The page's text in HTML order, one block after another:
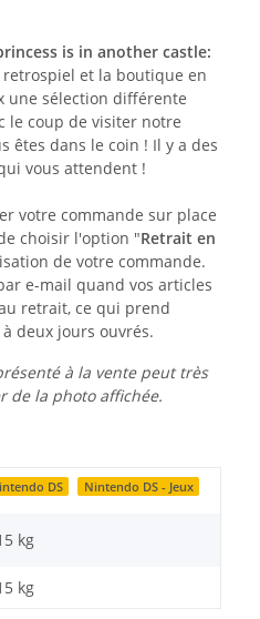
is in another castle:
et la boutique en
une sélection différente
le coup de visiter notre
êtes dans le coin ! Il y a des
vous attendent !
votre commande sur place
choisir l'option "Retrait en
de votre commande.
e-mail quand vos articles
retrait, ce qui prend
deux jours ouvrés.
à la vente peut très
de la photo affichée.
DS Nintendo DS - Jeux
kg
kg